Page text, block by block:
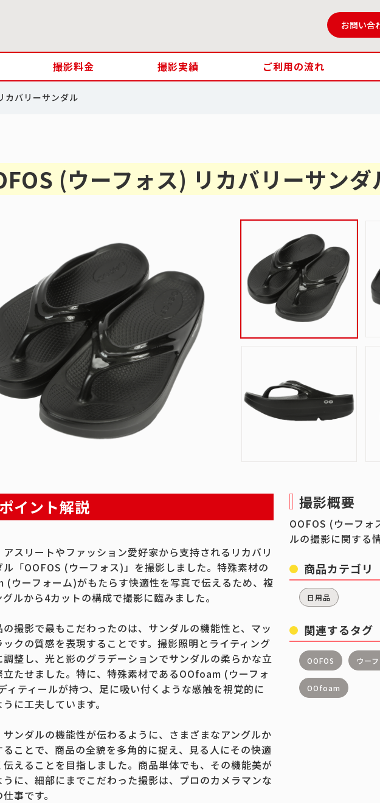
お問い合
撮影料金 撮影実績 ご利用の流れ
カバリーサンダル
(ウーフォス) リカバリーサンダ
イント解説
スリートやファッション愛好家から支持されるリカバリ
ル「OOFOS (ウーフォス)」を撮影しました。特殊素材の
(ウーフォーム)がもたらす快適性を写真で伝えるため、複
ルから4カットの構成で撮影に臨みました。
撮影で最もこだわったのは、サンダルの機能性と、マッ
クの質感を表現することです。撮影照明とライティング
調整し、光と影のグラデーションでサンダルの柔らかな立
立たせました。特に、特殊素材であるOOfoam (ウーフォ
ィティールが持つ、足に吸い付くような感触を視覚的に
に工夫しています。
サンダルの機能性が伝わるように、さまざまなアングルか
ることで、商品の全貌を多角的に捉え、見る人にその快適
伝えることを目指しました。商品単体でも、その機能美が
うに、細部にまでこだわった撮影は、プロのカメラマンな
事です。
撮影概要
OOFOS (ウーフォ
ルの撮影に関する
商品カテゴリ
日用品
関連するタグ
OOFOS ウー
OOfoam